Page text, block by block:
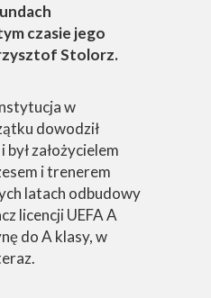
czasie jego
Stolorz.
w
dowodził
założycielem
i trenerem
latach odbudowy
licencji UEFA A
do A klasy, w